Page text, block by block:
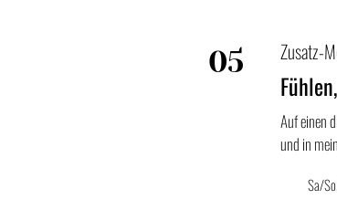
05 Zusatz-
Auf einen
und in
Sa/